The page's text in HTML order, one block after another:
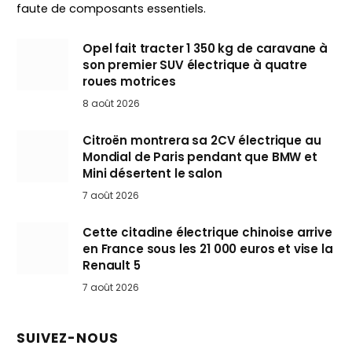
faute de composants essentiels.
Opel fait tracter 1 350 kg de caravane à
son premier SUV électrique à quatre
roues motrices
8 août 2026
Citroën montrera sa 2CV électrique au
Mondial de Paris pendant que BMW et
Mini désertent le salon
7 août 2026
Cette citadine électrique chinoise arrive
en France sous les 21 000 euros et vise la
Renault 5
7 août 2026
SUIVEZ-NOUS